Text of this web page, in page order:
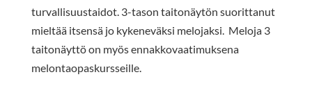
turvallisuustaidot. 3-tason taitonäytön suorittanut
mieltää itsensä jo kykeneväksi melojaksi. Meloja 3
taitonäyttö on myös ennakkovaatimuksena
melontaopaskursseille.